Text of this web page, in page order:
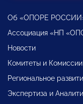
Об «ОПОРЕ
Ассоциация «НП
Новости
Комитеты и Комиссии
Региональное
Экспертиза и